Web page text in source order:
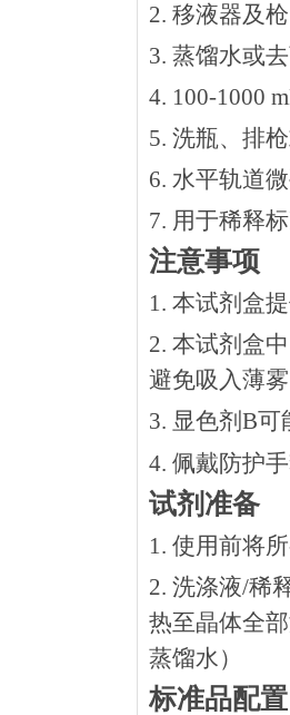
2. 移液器及
3. 蒸馏水或
4. 100-1000
5. 洗瓶、排
6. 水平轨道
7. 用于稀释
注意事项
1. 本试剂盒
2. 本试剂盒
避免吸入薄
3. 显色剂B
4. 佩戴防护
试剂准备
1. 使用前将
2. 洗涤液/稀
热⾄晶体全
蒸馏水）
标准品配置